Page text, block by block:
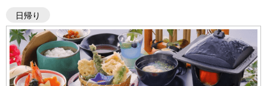
日帰り